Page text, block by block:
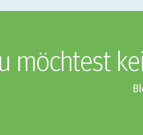
möchtest